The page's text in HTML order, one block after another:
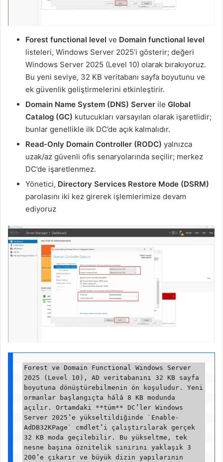
Forest functional level ve Domain functional level
listeleri, Windows Server 2025’i gösterir; değeri
Windows Server 2025 (Level 10) olarak bırakıyoruz.
Bu yeni seviye, 32 KB veritabanı sayfa boyutunu ve
ek güvenlik geliştirmelerini etkinleştirir.
Domain Name System (DNS) Server ile Global
Catalog (GC) kutucukları varsayılan olarak işaretlidir;
bunlar genellikle ilk DC’de açık kalmalıdır.
Read-Only Domain Controller (RODC) yalnızca
uzak/az güvenli ofis senaryolarında seçilir; merkez
DC’de işaretlenmez.
Yönetici, Directory Services Restore Mode (DSRM)
parolasını iki kez girerek işlemlerimize devam
ediyoruz
Forest ve Domain Functional Windows Server
2025 (Level 10), AD veritabanını 32 KB sayfa
boyutuna dönüştürebilmenin ön koşuludur. Yeni
ormanlar başlangıçta hâlâ 8 KB modunda
açılır. Ortamdaki **tüm** DC’ler Windows
Server 2025’e yükseltildiğinde `Enable-
AdDB32KPage` cmdlet’i çalıştırılarak gerçek
32 KB moda geçilebilir. Bu yükseltme, tek
nesne başına öznitelik sınırını yaklaşık 3
200’e çıkarır ve büyük dizin yapılarının